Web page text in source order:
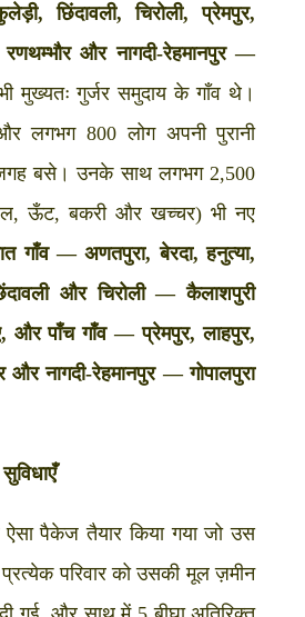
छिंदावली, चिरोली, प्रेमपुर,
रणथम्भौर और नागदी-रेहमानपुर —
मुख्यतः गुर्जर समुदाय के गाँव थे।
लगभग 800 लोग अपनी पुरानी
बसे। उनके साथ लगभग 2,500
ऊँट, बकरी और खच्चर) भी नए
गाँव — अणतपुरा, बेरदा, हनुत्या,
और चिरोली — कैलाशपुरी
और पाँच गाँव — प्रेमपुर, लाहपुर,
और नागदी-रेहमानपुर — गोपालपुरा
पैकेज तैयार किया गया जो उस
परिवार को उसकी मूल ज़मीन